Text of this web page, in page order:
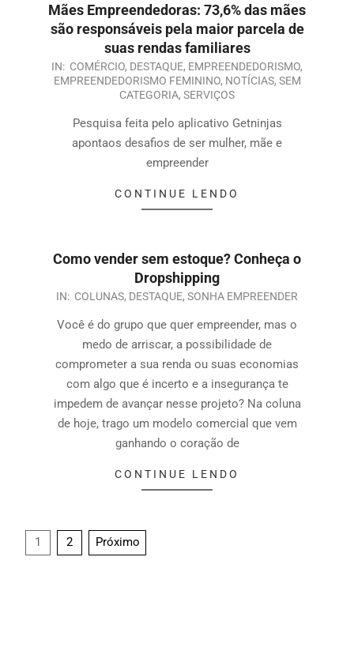
Mães Empreendedoras: 73,6% das mães
são responsáveis pela maior parcela de
suas rendas familiares
IN: COMÉRCIO, DESTAQUE, EMPREENDEDORISMO,
EMPREENDEDORISMO FEMININO, NOTÍCIAS, SEM
CATEGORIA, SERVIÇOS
Pesquisa feita pelo aplicativo Getninjas
apontaos desafios de ser mulher, mãe e
empreender
CONTINUE LENDO
Como vender sem estoque? Conheça o
Dropshipping
IN: COLUNAS, DESTAQUE, SONHA EMPREENDER
Você é do grupo que quer empreender, mas o
medo de arriscar, a possibilidade de
comprometer a sua renda ou suas economias
com algo que é incerto e a insegurança te
impedem de avançar nesse projeto? Na coluna
de hoje, trago um modelo comercial que vem
ganhando o coração de
CONTINUE LENDO
1 2 Próximo